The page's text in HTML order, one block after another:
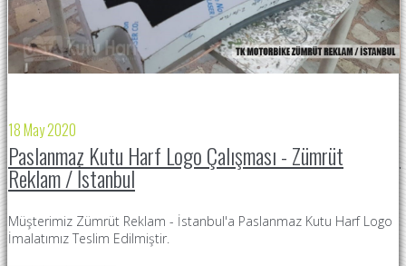
18 May 2020
Paslanmaz Kutu Harf Logo Çalışması - Zümrüt
Reklam / İstanbul
Müşterimiz Zümrüt Reklam - İstanbul'a Paslanmaz Kutu Harf Logo
İmalatımız Teslim Edilmiştir.